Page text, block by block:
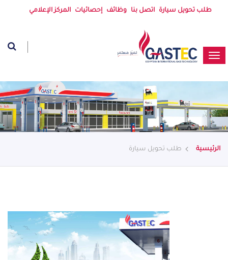
المركز الإعلامي إحصائيات وظائف اتصل بنا طلب تحويل سيارة
الرئيسية طلب تحويل سيارة